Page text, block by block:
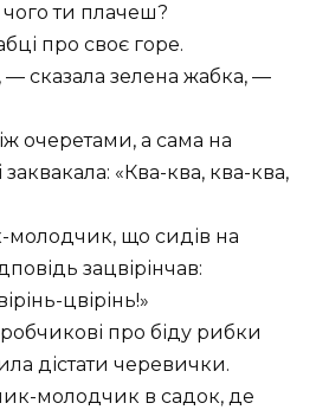
ти плачеш?
про своє горе.
сказала зелена жабка, —
очеретами, а сама на
«Ква-ква, ква-ква,
молодчик, що сидів на
зацвірінчав:
цвірінь!»
про біду рибки
дістати черевички.
молодчик в садок, де